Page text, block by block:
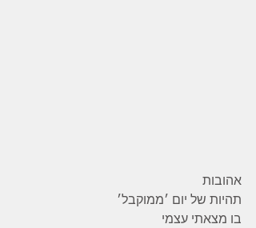
אהובות
תהיות של יום ׳ממוקבל׳
בו מצאתי עצמי